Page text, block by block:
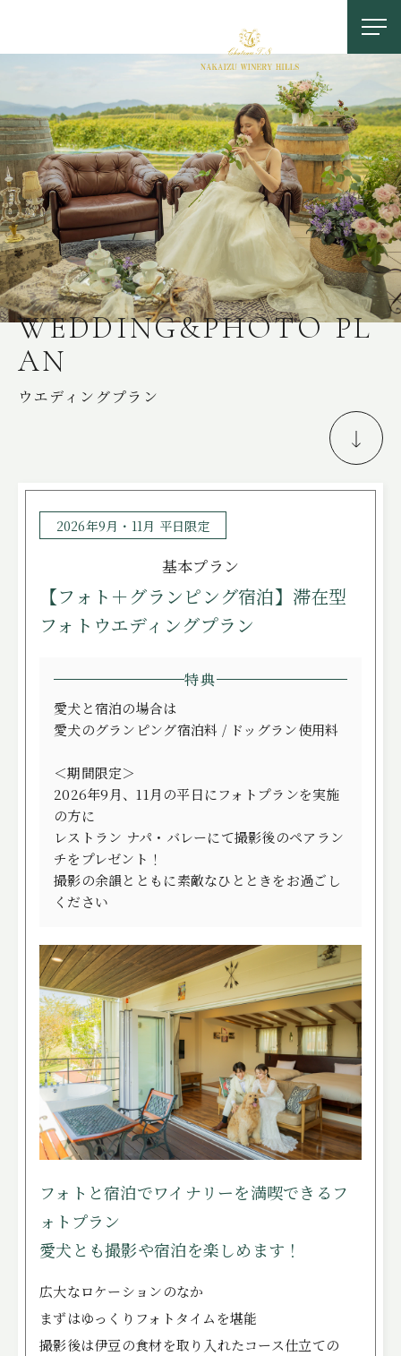
お問い合わせ
0558-83-5116
TOP
LOCATION
BRIDAL FAIR相談会
ウエディングプラン
REPORTカップルレポート
PARTY
CEREMONY挙式
DRESSドレス
ITEMS
CUISINE お料理
ACCESS アクセス
STAFF BLOGスタッフブログ
プライバシーポリシー
サイトマップ
WEDDING&PHOTO PL
AN
ウエディングプラン
2026年9月・11月 平日限定
基本プラン
【フォト＋グランピング宿泊】滞在型
フォトウエディングプラン
特典
愛犬と宿泊の場合は
愛犬のグランピング宿泊料 / ドッグラン使用料
＜期間限定＞
2026年9月、11月の平日にフォトプランを実施
の方に
レストラン ナパ・バレーにて撮影後のペアラン
チをプレゼント！
撮影の余韻とともに素敵なひとときをお過ごし
ください
フォトと宿泊でワイナリーを満喫できるフ
ォトプラン
愛犬とも撮影や宿泊を楽しめます！
広大なロケーションのなか
まずはゆっくりフォトタイムを堪能
撮影後は伊豆の食材を取り入れたコース仕立ての